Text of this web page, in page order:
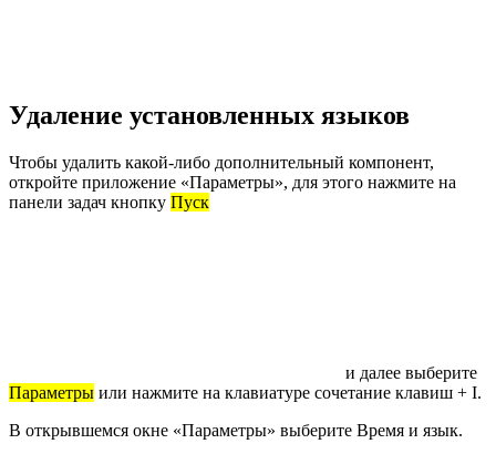
Удаление установленных языков
Чтобы удалить какой-либо дополнительный компонент,
откройте приложение «Параметры», для этого нажмите на
панели задач кнопку Пуск
и далее выберите
Параметры или нажмите на клавиатуре сочетание клавиш + I.
В открывшемся окне «Параметры» выберите Время и язык.